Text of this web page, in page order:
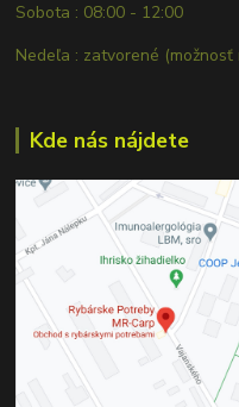
Sobota : 08:00 - 12:00
Nedeľa : zatvorené
Kde nás nájdete